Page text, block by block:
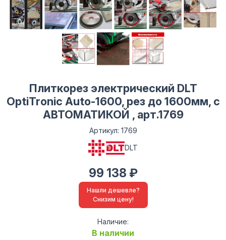
Плиткорез электрический DLT
OptiTronic Auto-1600, рез до 1600мм, с
АВТОМАТИКОЙ , арт.1769
Артикул: 1769
DLT
99 138 ₽
Нашли дешевле?
Снизим цену!
Наличие:
В наличии